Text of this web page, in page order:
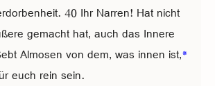
40 Ihr Narren! Hat nicht
gemacht hat, auch das Innere
Almosen von dem, was innen ist,*
euch rein sein.